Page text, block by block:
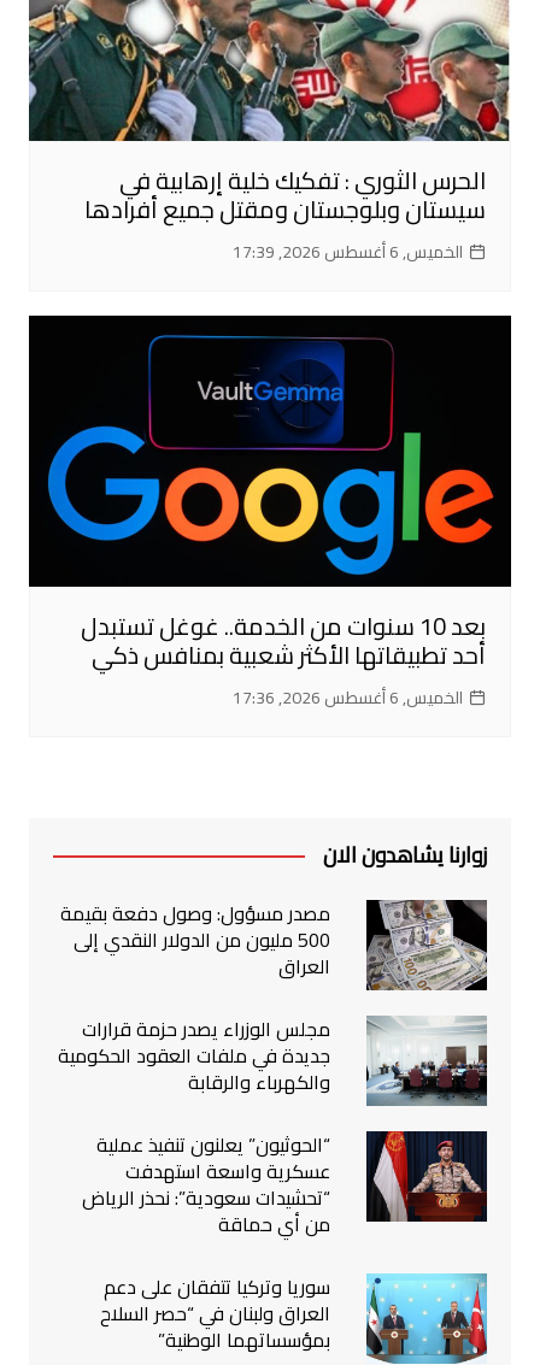
الحرس الثوري : تفكيك خلية إرهابية في
سيستان وبلوجستان ومقتل جميع أفرادها
الخميس, 6 أغسطس 2026, 17:39
بعد 10 سنوات من الخدمة.. غوغل تستبدل
أحد تطبيقاتها الأكثر شعبية بمنافس ذكي
الخميس, 6 أغسطس 2026, 17:36
زوارنا يشاهدون الان
مصدر مسؤول: وصول دفعة بقيمة
500 مليون من الدولار النقدي إلى
العراق
مجلس الوزراء يصدر حزمة قرارات
جديدة في ملفات العقود الحكومية
والكهرباء والرقابة
“الحوثيون” يعلنون تنفيذ عملية
عسكرية واسعة استهدفت
“تحشيدات سعودية”: نحذر الرياض
من أي حماقة
سوريا وتركيا تتفقان على دعم
العراق ولبنان في “حصر السلاح
بمؤسساتهما الوطنية”